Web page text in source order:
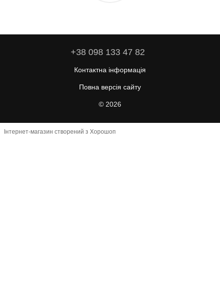
+38 098 133 47 82
Контактна інформація
Повна версія сайту
© 2026
Інтернет-магазин створений з Хорошоп